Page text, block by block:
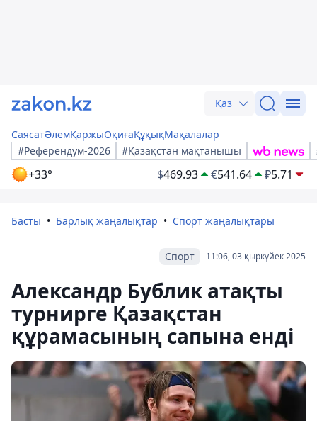
Қаз
СаясатӘлемҚаржыОқиғаҚұқықМақалалар
#Референдум-2026
#Қазақстан мақтанышы
+33° $469.93 €541.64 ₽5.71
Басты Барлық жаңалықтар Спорт жаңалықтары
11:06, 03 қыркүйек 2025
Спорт
Александр Бублик атақты
турнирге Қазақстан
құрамасының сапына енді